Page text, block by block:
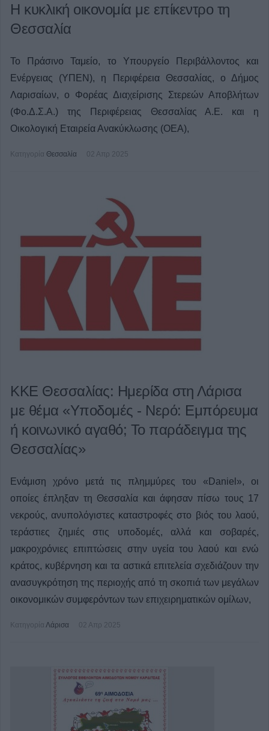
Η κυκλική οικονομία με επίκεντρο τη
Θεσσαλία
Το Πράσινο Ταμείο, το Υπουργείο Περιβάλλοντος και
Ενέργειας (ΥΠΕΝ), η Περιφέρεια Θεσσαλίας, ο Δήμος
Λαρισαίων, ο Φορέας Διαχείρισης Στερεών Αποβλήτων
(Φο.Δ.Σ.Α.) της Περιφέρειας Θεσσαλίας Α.Ε. και η
Οικολογική Εταιρεία Ανακύκλωσης (ΟΕΑ),
Κατηγορία Θεσσαλία 02 Απρ 2025
ΚΚΕ Θεσσαλίας: Ημερίδα στη Λάρισα
με θέμα «Yποδομές - Νερό: Εμπόρευμα
ή κοινωνικό αγαθό; Το παράδειγμα της
Θεσσαλίας»
Ενάμιση χρόνο μετά τις πλημμύρες του «Daniel», οι
οποίες έπληξαν τη Θεσσαλία και άφησαν πίσω τους 17
νεκρούς, ανυπολόγιστες καταστροφές στο βιός του λαού,
τεράστιες ζημιές στις υποδομές, αλλά και σοβαρές,
μακροχρόνιες επιπτώσεις στην υγεία του λαού και ενώ
κράτος, κυβέρνηση και τα αστικά επιτελεία σχεδιάζουν την
ανασυγκρότηση της περιοχής από τη σκοπιά των μεγάλων
οικονομικών συμφερόντων των επιχειρηματικών ομίλων,
Κατηγορία Λάρισα 02 Απρ 2025